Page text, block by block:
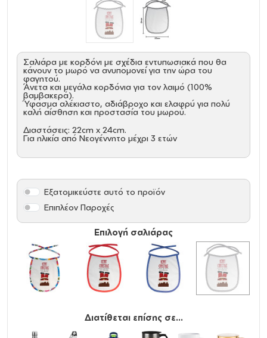
Σαλιάρα με κορδόνι με σχέδια εντυπωσιακά που θα
κάνουν το μωρό να ανυπομονεί για την ώρα του
φαγητού.
Άνετα και μεγάλα κορδόνια για τον λαιμό (100%
βαμβακερά).
Ύφασμα αλέκιαστο, αδιάβροχο και ελαφρύ για πολύ
καλή αίσθηση και προστασία του μωρού.
Διαστάσεις: 22cm x 24cm.
Για ηλικία από Νεογέννητο μέχρι 3 ετών
Επιλογή σαλιάρας
Εξατομικεύστε αυτό το προϊόν
Επιπλέον Παροχές
Διατίθεται επίσης σε...